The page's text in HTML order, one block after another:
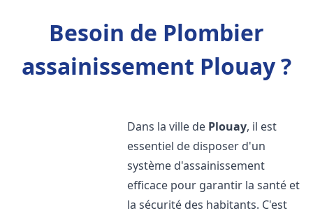
Besoin de Plombier
assainissement Plouay ?
Dans la ville de Plouay, il est
essentiel de disposer d'un
système d'assainissement
efficace pour garantir la santé et
la sécurité des habitants. C'est